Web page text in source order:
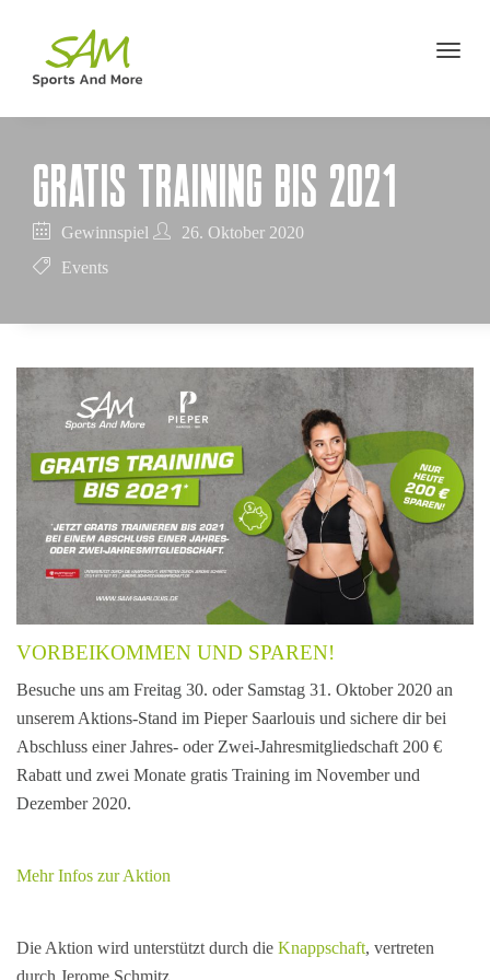
GRATIS TRAINING BIS 2021
Gewinnspiel
26. Oktober 2020
Events
VORBEIKOMMEN UND SPAREN!
Besuche uns am Freitag 30. oder Samstag 31. Oktober 2020 an
unserem Aktions-Stand im Pieper Saarlouis und sichere dir bei
Abschluss einer Jahres- oder Zwei-Jahresmitgliedschaft 200 €
Rabatt und zwei Monate gratis Training im November und
Dezember 2020.
Mehr Infos zur Aktion
Die Aktion wird unterstützt durch die Knappschaft, vertreten